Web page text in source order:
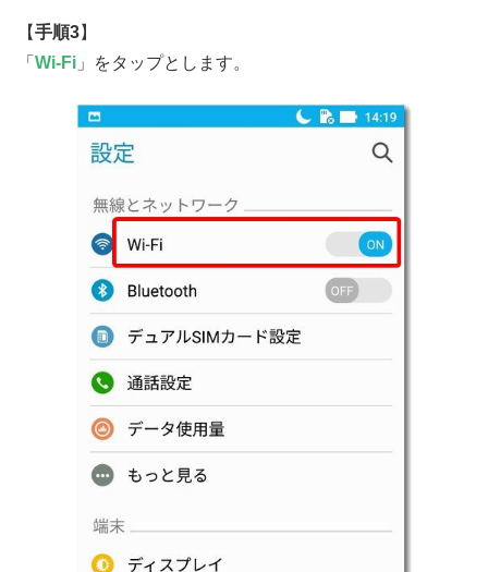
【手順3】
「 Wi-Fi 」をタップとします。